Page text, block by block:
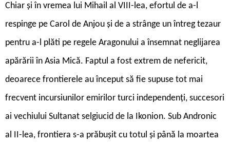
Chiar și în vremea lui Mihail al VIII-lea, efortul de a-l
respinge pe Carol de Anjou și de a strânge un întreg tezaur
pentru a-l plăti pe regele Aragonului a însemnat neglijarea
apărării în Asia Mică. Faptul a fost extrem de nefericit,
deoarece frontierele au început să fie supuse tot mai
frecvent incursiunilor emirilor turci independenți, succesori
ai vechiului Sultanat selgiucid de la Ikonion. Sub Andronic
al II-lea, frontiera s-a prăbușit cu totul și până la moartea